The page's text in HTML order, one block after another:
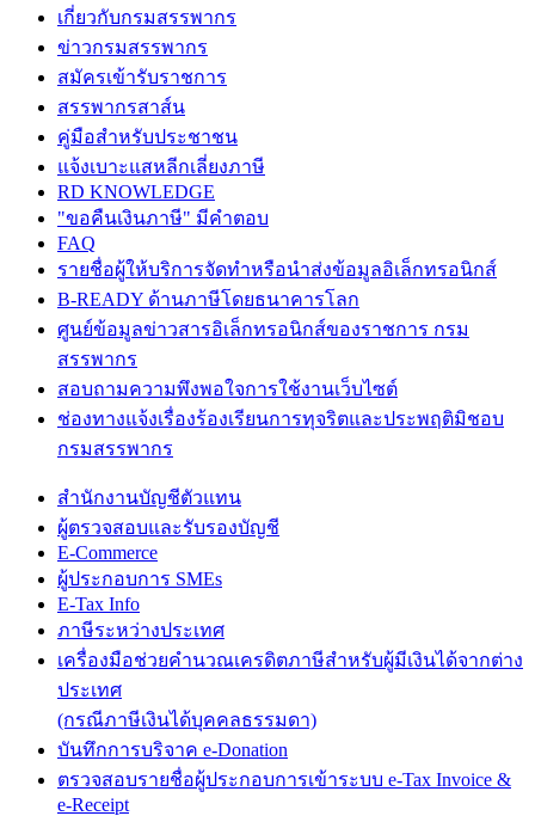
เกี่ยวกับกรมสรรพากร
ข่าวกรมสรรพากร
สมัครเข้ารับราชการ
สรรพากรสาส์น
คู่มือสำหรับประชาชน
แจ้งเบาะแสหลีกเลี่ยงภาษี
RD KNOWLEDGE
"ขอคืนเงินภาษี" มีคำตอบ
FAQ
รายชื่อผู้ให้บริการจัดทำหรือนำส่งข้อมูลอิเล็กทรอนิกส์
B-READY ด้านภาษีโดยธนาคารโลก
ศูนย์ข้อมูลข่าวสารอิเล็กทรอนิกส์ของราชการ กรม
สรรพากร
สอบถามความพึงพอใจการใช้งานเว็บไซต์
ช่องทางแจ้งเรื่องร้องเรียนการทุจริตและประพฤติมิชอบ
กรมสรรพากร
สำนักงานบัญชีตัวแทน
ผู้ตรวจสอบและรับรองบัญชี
E-Commerce
ผู้ประกอบการ SMEs
E-Tax Info
ภาษีระหว่างประเทศ
เครื่องมือช่วยคำนวณเครดิตภาษีสำหรับผู้มีเงินได้จากต่าง
ประเทศ
(กรณีภาษีเงินได้บุคคลธรรมดา)
บันทึกการบริจาค e-Donation
ตรวจสอบรายชื่อผู้ประกอบการเข้าระบบ e-Tax Invoice &
e-Receipt